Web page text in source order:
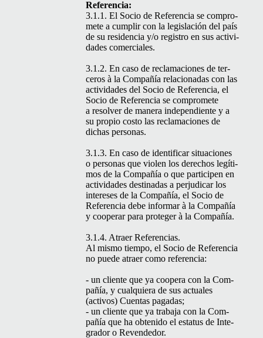
Referencia:
3.1.1. El Socio de Ref­er­en­cia se com­pro­
m­ete a cumplir con la leg­is­lación del país
de su res­i­den­cia y/o reg­istro en sus activi­
dades comerciales.
3.1.2. En caso de recla­ma­ciones de ter­
ceros à la Com­pañía rela­cionadas con las
activi­dades del Socio de Ref­er­en­cia, el
Socio de Ref­er­en­cia se com­pro­m­ete
a resolver de man­era inde­pen­di­ente y a
su pro­pio cos­to las recla­ma­ciones de
dichas personas.
3.1.3. En caso de iden­ti­ficar situa­ciones
o per­sonas que violen los dere­chos legí­ti­
mos de la Com­pañía o que par­ticipen en
activi­dades des­ti­nadas a per­ju­dicar los
intere­ses de la Com­pañía, el Socio de
Ref­er­en­cia debe infor­mar à la Com­pañía
y coop­er­ar para pro­te­ger à la Compañía.
3.1.4. Atraer Ref­er­en­cias.
Al mis­mo tiem­po, el Socio de Ref­er­en­cia
no puede atraer como referencia:
- un cliente que ya coopera con la Com­
pañía, y cualquiera de sus actuales
(activos) Cuen­tas pagadas;
- un cliente que ya tra­ba­ja con la Com­
pañía que ha obtenido el esta­tus de Inte­
grador o Revendedor.